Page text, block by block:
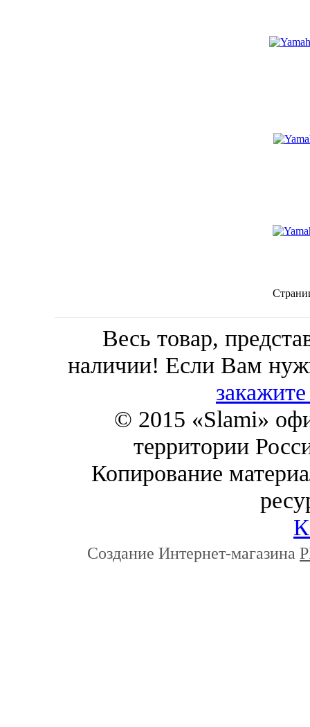
Весь товар,
наличии! Если Вам
© 2015 «Slami»
территории
Копирование
Создание Интернет-магазина